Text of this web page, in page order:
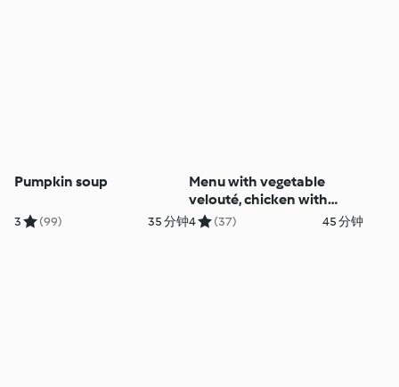
Pumpkin soup
3 (99) 35 分钟
Menu with vegetable
velouté, chicken with
mustard sauce and
4 (37) 45 分钟